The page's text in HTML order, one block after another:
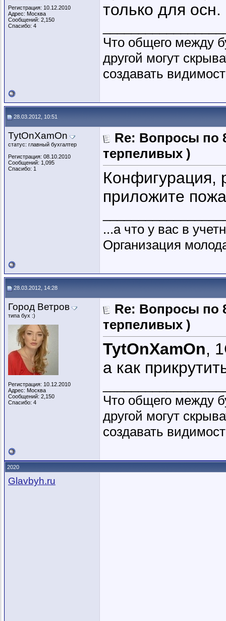
Регистрация: 10.12.2010
Адрес: Москва
Сообщений: 2,150
Спасибо: 4
только для осн.
Что общего между
другой могут
создавать
28.03.2012, 10:51
TytOnXamOn
статус: главный бухгалтер
Регистрация: 08.10.2010
Сообщений: 1,095
Спасибо: 1
Re: Вопросы по
терпеливых )
Конфигурация,
приложите
...а что у вас в
Организация
28.03.2012, 14:28
Город Ветров
типа бух :)
Регистрация: 10.12.2010
Адрес: Москва
Сообщений: 2,150
Спасибо: 4
Re: Вопросы по
терпеливых )
TytOnXamOn,
а как
Что общего между
другой могут
создавать
2020
Glavbyh.ru